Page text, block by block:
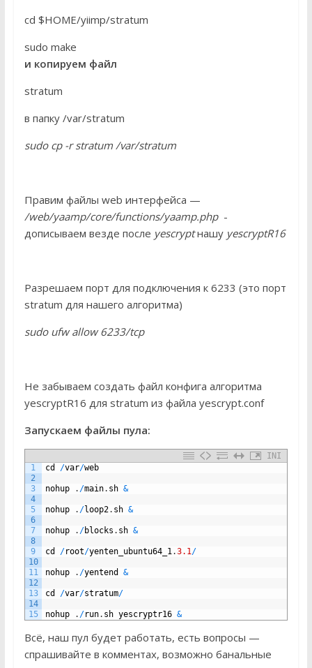
cd $HOME/yiimp/stratum
sudo make
и копируем файл
stratum
в папку /var/stratum
sudo cp -r stratum /var/stratum
Правим файлы web интерфейса —
/web/yaamp/core/functions/yaamp.php-
дописываем везде после yescryptнашу yescryptR16
Разрешаем порт для подключения к 6233 (это порт
stratum для нашего алгоритма)
sudo ufw allow 6233/tcp
Не забываем создать файл конфига алгоритма
yescryptR16 для stratum из файла yescrypt.conf
Запускаем файлы пула:
INI
1
2
3
4
5
6
7
8
9
10
11
12
13
14
15
cd /var/web
nohup . /main. sh &
nohup . /loop2. sh &
nohup . /blocks . sh &
cd /root/yenten_ubuntu64_1.3.1/
nohup . /yentend &
cd /var/stratum/
nohup . /run. sh yescryptr16 &
Всё, наш пул будет работать, есть вопросы —
спрашивайте в комментах, возможно банальные